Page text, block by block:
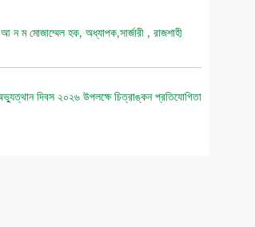
ন ম মোজাম্মেল হক, অধ্যাপক,সার্জারী , রাজশাহী
দিবস ২০২৬ উপলক্ষে চিত্রাঙ্কন প্রতিযোগিতা
কাবেরী, প্রভাষক, ফরেনসিক মেডিসিন, রাজশাহী